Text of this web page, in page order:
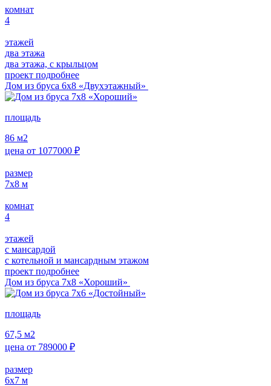
комнат
4
этажей
два этажа
два этажа, с крыльцом
проект подробнее
Дом из бруса 6х8 «Двухэтажный»
площадь
86 м2
цена от 1077000 ₽
размер
7х8 м
комнат
4
этажей
с мансардой
с котельной и мансардным этажом
проект подробнее
Дом из бруса 7х8 «Хороший»
площадь
67,5 м2
цена от 789000 ₽
размер
6х7 м